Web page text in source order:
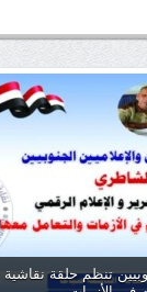
تنظم حلقة نقاشية